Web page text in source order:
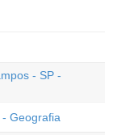
- SP -
Geografia